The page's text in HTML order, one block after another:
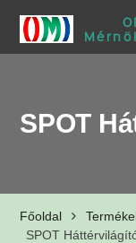
SPOT
Főoldal
SPOT